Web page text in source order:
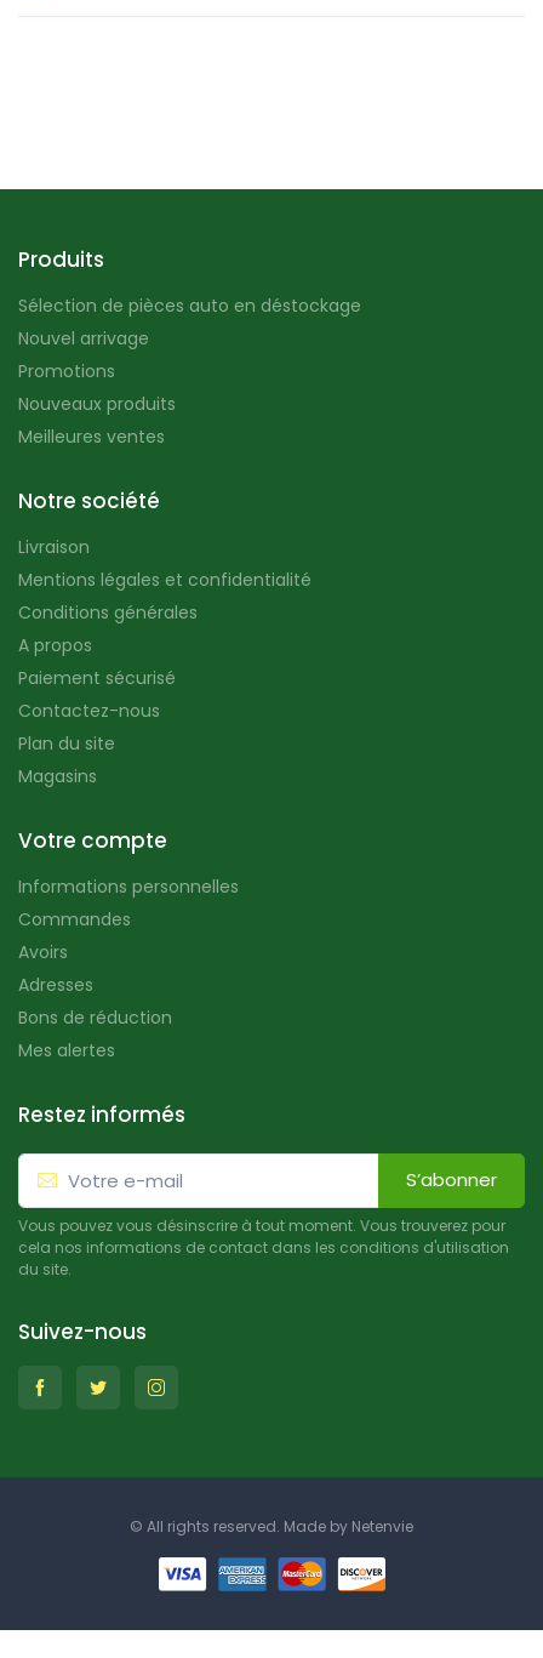
Produits
Sélection de pièces auto en déstockage
Nouvel arrivage
Promotions
Nouveaux produits
Meilleures ventes
Notre société
Livraison
Mentions légales et confidentialité
Conditions générales
A propos
Paiement sécurisé
Contactez-nous
Plan du site
Magasins
Votre compte
Informations personnelles
Commandes
Avoirs
Adresses
Bons de réduction
Mes alertes
Restez informés
S’abonner
Vous pouvez vous désinscrire à tout moment. Vous trouverez pour
cela nos informations de contact dans les conditions d'utilisation
du site.
Suivez-nous
© All rights reserved. Made by Netenvie